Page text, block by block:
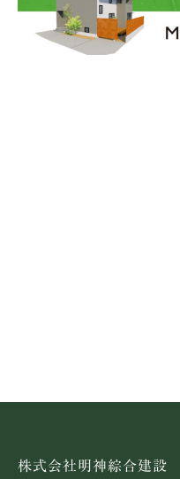
株式会社明神綜合建設